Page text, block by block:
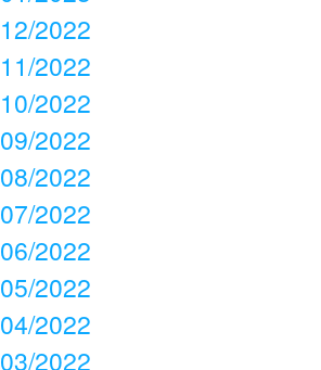
12/2022
11/2022
10/2022
09/2022
08/2022
07/2022
06/2022
05/2022
04/2022
03/2022